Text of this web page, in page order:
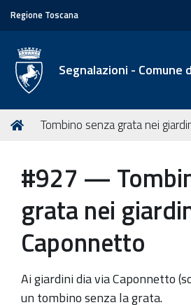
Regione Toscana
Segnalazioni - Comune
T
Home
Tombino senza grata nei
#927 —
grata nei
Caponnetto
Ai giardini dia via Caponnetto
un tombino senza la grata.